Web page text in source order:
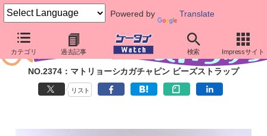
Powered by Translate
カテゴリ 過去記事 検索 Impressサイト
NO.2374：マトリョーシカガチャピン ビーズストラップ
リスト